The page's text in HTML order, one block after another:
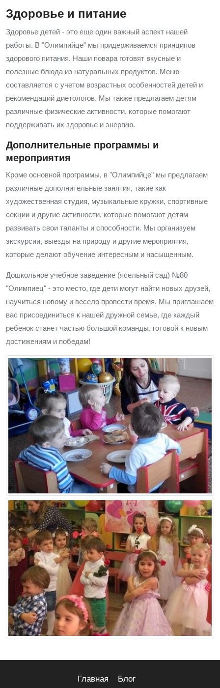
Здоровье и питание
Здоровье детей - это еще один важный аспект нашей
работы. В "Олимпийце" мы придерживаемся принципов
здорового питания. Наши повара готовят вкусные и
полезные блюда из натуральных продуктов. Меню
составляется с учетом возрастных особенностей детей и
рекомендаций диетологов. Мы также предлагаем детям
различные физические активности, которые помогают
поддерживать их здоровье и энергию.
Дополнительные программы и
мероприятия
Кроме основной программы, в "Олимпийце" мы предлагаем
различные дополнительные занятия, такие как
художественная студия, музыкальные кружки, спортивные
секции и другие активности, которые помогают детям
развивать свои таланты и способности. Мы организуем
экскурсии, выезды на природу и другие мероприятия,
которые делают обучение интересным и насыщенным.
Дошкольное учебное заведение (ясельный сад) №80
"Олимпиец" - это место, где дети могут найти новых друзей,
научиться новому и весело провести время. Мы приглашаем
вас присоединиться к нашей дружной семье, где каждый
ребенок станет частью большой команды, готовой к новым
достижениям и победам!
Главная Блог